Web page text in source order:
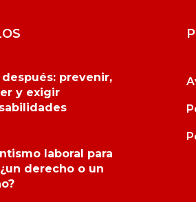
después: prevenir,
y exigir
laboral para
derecho o un